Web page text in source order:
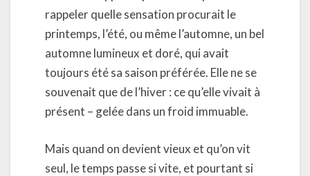
rappeler quelle sensation procurait le
printemps, l’été, ou même l’automne, un bel
automne lumineux et doré, qui avait
toujours été sa saison préférée. Elle ne se
souvenait que de l’hiver : ce qu’elle vivait à
présent – gelée dans un froid immuable.
Mais quand on devient vieux et qu’on vit
seul, le temps passe si vite, et pourtant si